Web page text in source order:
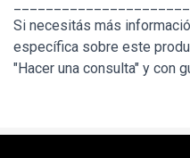
Si necesitás más
específica sobre este
"Hacer una consulta" y con